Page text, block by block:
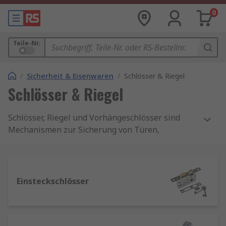
0
Teile-Nr.
/ Sicherheit & Eisenwaren / Schlösser & Riegel
Schlösser & Riegel
Schlösser, Riegel und Vorhängeschlösser sind
Mechanismen zur Sicherung von Türen,
sicher. Sie sind in einer Vielzahl von Formen,
Ausführungen und Materialien erhältlich und
Einsteckschlösser